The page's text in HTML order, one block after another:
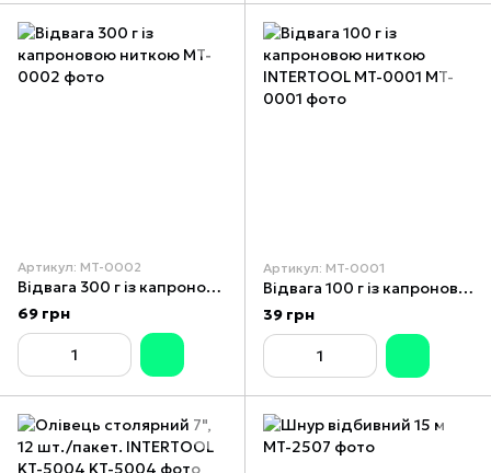
Артикул: MT-0002
Відвага 300 г із капроновою ниткою
69 грн
Артикул: MT-0001
Відвага 100 г із капроновою ниткою INTERTOOL MT-0001
39 грн